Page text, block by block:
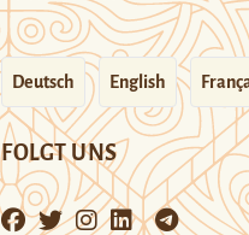
Deutsch English
FOLGT UNS